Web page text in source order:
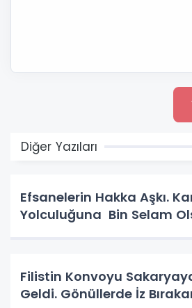
Diğer Yazıları
Efsanelerin Hakka Aşkı.
Yolculuğuna Bin Selam
Filistin Konvoyu
Geldi. Gönüllerde İz